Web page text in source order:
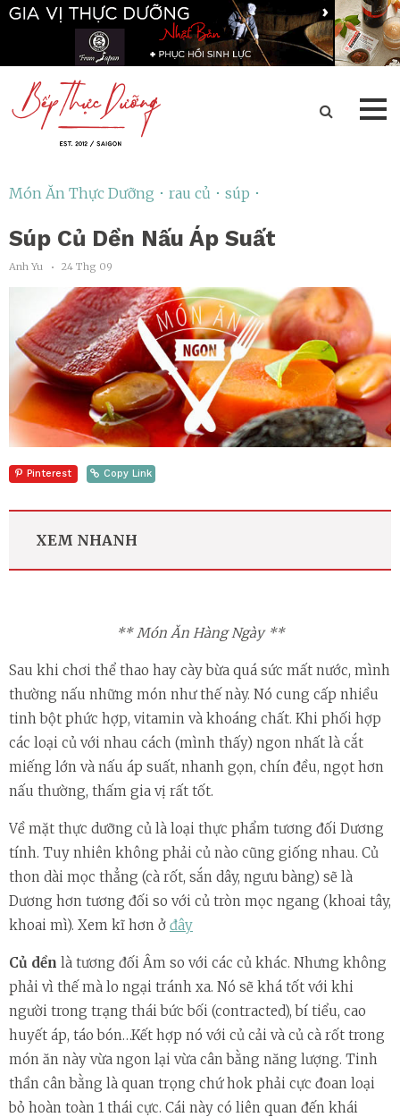
Món Ăn Thực Dưỡng ･ rau củ ･ súp ･
Súp Củ Dền Nấu Áp Suất
Anh Yu 24 Thg 09
Pinterest Copy Link
XEM NHANH
** Món Ăn Hàng Ngày **
Sau khi chơi thể thao hay cày bừa quá sức mất nước, mình
thường nấu những món như thế này. Nó cung cấp nhiều
tinh bột phức hợp, vitamin và khoáng chất. Khi phối hợp
các loại củ với nhau cách (mình thấy) ngon nhất là cắt
miếng lớn và nấu áp suất, nhanh gọn, chín đều, ngọt hơn
nấu thường, thấm gia vị rất tốt.
Về mặt thực dưỡng củ là loại thực phẩm tương đối Dương
tính. Tuy nhiên không phải củ nào cũng giống nhau. Củ
thon dài mọc thẳng (cà rốt, sắn dây, ngưu bàng) sẽ là
Dương hơn tương đối so với củ tròn mọc ngang (khoai tây,
khoai mì). Xem kĩ hơn ở đây
Củ dền là tương đối Âm so với các củ khác. Nhưng không
phải vì thế mà lo ngại tránh xa. Nó sẽ khá tốt với khi
người trong trạng thái bức bối (contracted), bí tiểu, cao
huyết áp, táo bón…Kết hợp nó với củ cải và củ cà rốt trong
món ăn này vừa ngon lại vừa cân bằng năng lượng. Tinh
thần cân bằng là quan trọng chứ hok phải cực đoan loại
bỏ hoàn toàn 1 thái cực. Cái này có liên quan đến khái